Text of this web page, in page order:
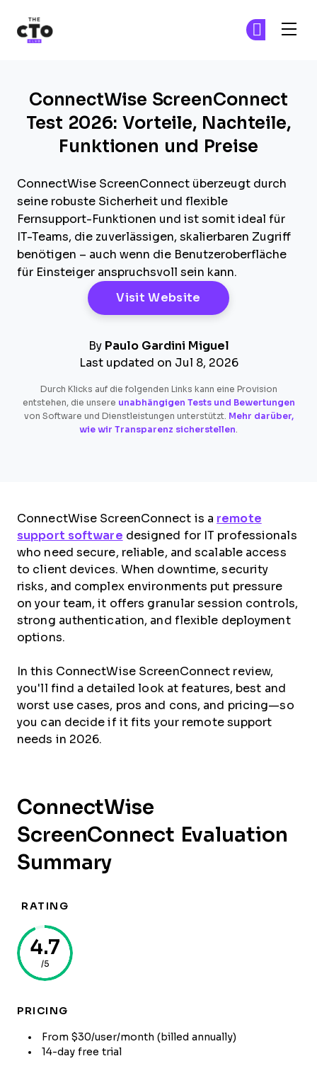
ConnectWise ScreenConnect
Test 2026: Vorteile, Nachteile,
Funktionen und Preise
ConnectWise ScreenConnect überzeugt durch
seine robuste Sicherheit und flexible
Fernsupport-Funktionen und ist somit ideal für
IT-Teams, die zuverlässigen, skalierbaren Zugriff
benötigen – auch wenn die Benutzeroberfläche
für Einsteiger anspruchsvoll sein kann.
Visit Website Opens New
By Paulo Gardini Miguel
Last updated on Jul 8, 2026
Durch Klicks auf die folgenden Links kann eine Provision
entstehen, die unsere unabhängigen Tests und Bewertungen
von Software und Dienstleistungen unterstützt. Mehr darüber,
wie wir Transparenz sicherstellen.
ConnectWise ScreenConnect is a remote
support software designed for IT professionals
who need secure, reliable, and scalable access
to client devices. When downtime, security
risks, and complex environments put pressure
on your team, it offers granular session controls,
strong authentication, and flexible deployment
options.
In this ConnectWise ScreenConnect review,
you'll find a detailed look at features, best and
worst use cases, pros and cons, and pricing—so
you can decide if it fits your remote support
needs in 2026.
ConnectWise
ScreenConnect Evaluation
Summary
RATING
4.7
/5
PRICING
From $30/user/month (billed annually)
14-day free trial